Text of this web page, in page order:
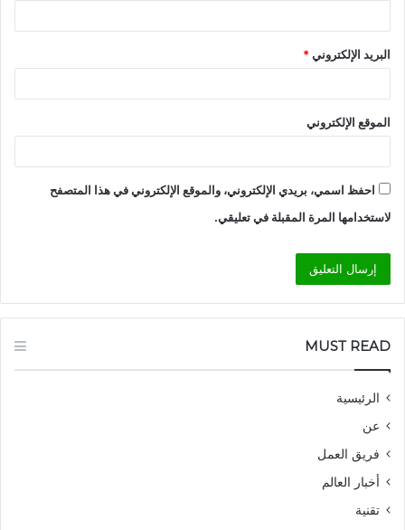
البريد الإلكتروني*
الموقع الإلكتروني
احفظ اسمي، بريدي الإلكتروني، والموقع الإلكتروني في هذا المتصفح
لاستخدامها المرة المقبلة في تعليقي.
MUST READ
الرئيسية
عن
فريق العمل
أخبار العالم
تقنية